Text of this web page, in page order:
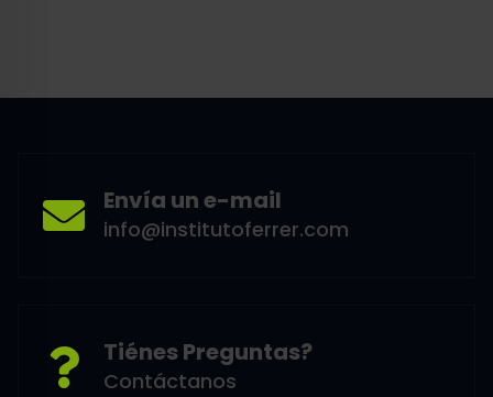
Envía un e-mail
info@institutoferrer.com
Tiénes Preguntas?
Contáctanos